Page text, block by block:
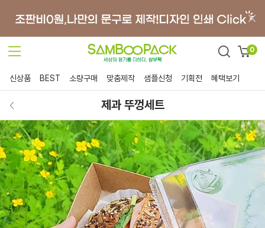
0
신상품 BEST 소량구매 맞춤제작 샘플신청 기획전 혜택보기
제과 뚜껑세트